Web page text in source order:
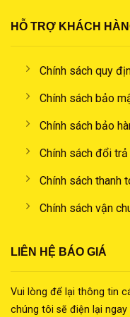
HỖ TRỢ KHÁCH
Chính sách quy
Chính sách bảo
Chính sách bảo
Chính sách đổi trả
Chính sách thanh
Chính sách vận
LIÊN HỆ BÁO GIÁ
Vui lòng để lại thông tin
chúng tôi sẽ điện lại